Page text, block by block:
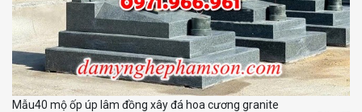
Mẫu40 mộ ốp úp lâm đồng xây đá hoa cương granite